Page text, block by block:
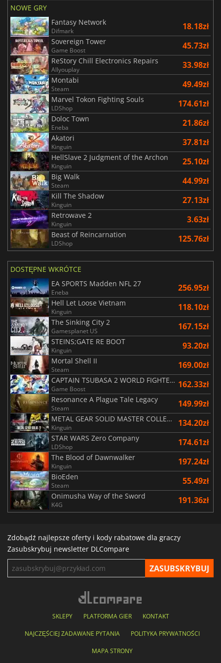
NOWE GRY
Fantasy Network
Difmark 18.18zł
Sovereign Tower
Game Boost 45.73zł
ReStory Chill Electronics Repairs
Allyouplay 33.98zł
Montabi
Steam 49.49zł
Marvel Tokon Fighting Souls
LDShop 174.61zł
Doloc Town
Eneba 21.86zł
Akatori
Kinguin 37.81zł
HellSlave 2 Judgment of the Archon
Kinguin 25.10zł
Big Walk
Steam 44.99zł
Kill The Shadow
Kinguin 27.13zł
Retrowave 2
Kinguin 3.63zł
Beast of Reincarnation
LDShop 125.76zł
DOSTĘPNE WKRÓTCE
EA SPORTS Madden NFL 27
Eneba 256.95zł
Hell Let Loose Vietnam
Kinguin 118.10zł
The Sinking City 2
Gamesplanet US 167.15zł
STEINS;GATE RE BOOT
Kinguin 93.20zł
Mortal Shell II
Steam 169.00zł
CAPTAIN TSUBASA 2 WORLD FIGHTERS
Game Boost 162.33zł
Resonance A Plague Tale Legacy
Steam 149.99zł
METAL GEAR SOLID MASTER COLLECTION Vol.2
Kinguin 134.20zł
STAR WARS Zero Company
LDShop 174.61zł
The Blood of Dawnwalker
Kinguin 197.24zł
BioEden
Steam 55.49zł
Onimusha Way of the Sword
K4G 191.36zł
Zdobądź najlepsze oferty i kody rabatowe dla graczy
Zasubskrybuj newsletter DLCompare
SKLEPY PLATFORMA GIER KONTAKT
NAJCZĘŚCIEJ ZADAWANE PYTANIA POLITYKA PRYWATNOŚCI
MAPA STRONY